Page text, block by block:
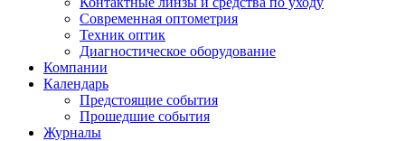
Современная оптометрия
Техник оптик
Диагностическое оборудование
Компании
Календарь
Предстоящие события
Прошедшие события
Журналы